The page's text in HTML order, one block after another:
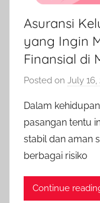
Asuransi
yang Ingin
Finansial di
Posted on July 16,
Dalam
pasangan tentu
stabil dan aman
berbagai risiko
Continue